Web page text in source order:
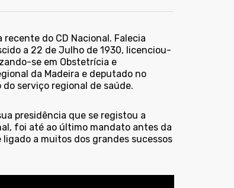
do CD Nacional. Falecia
a 22 de Julho de 1930, licenciou-
se em Obstetrícia e
da Madeira e deputado no
serviço regional de saúde.
presidência que se registou a
foi até ao último mandato antes da
a muitos dos grandes sucessos